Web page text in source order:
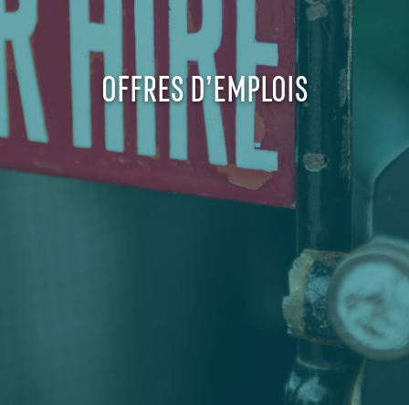
OFFRES D’EMPLOIS